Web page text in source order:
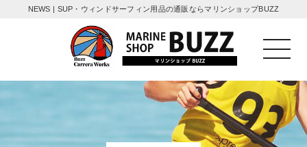
NEWS | SUP・ウィンドサーフィン用品の通販ならマリンショップBUZZ